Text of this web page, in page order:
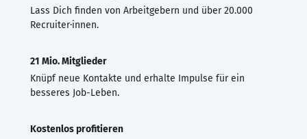
Lass Dich finden von Arbeitgebern und über 20.000
Recruiter·innen.
21 Mio. Mitglieder
Knüpf neue Kontakte und erhalte Impulse für ein
besseres Job-Leben.
Kostenlos profitieren